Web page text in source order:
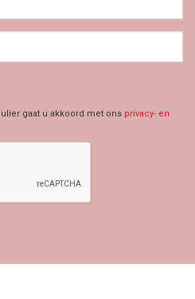
gaat u akkoord met ons privacy- en